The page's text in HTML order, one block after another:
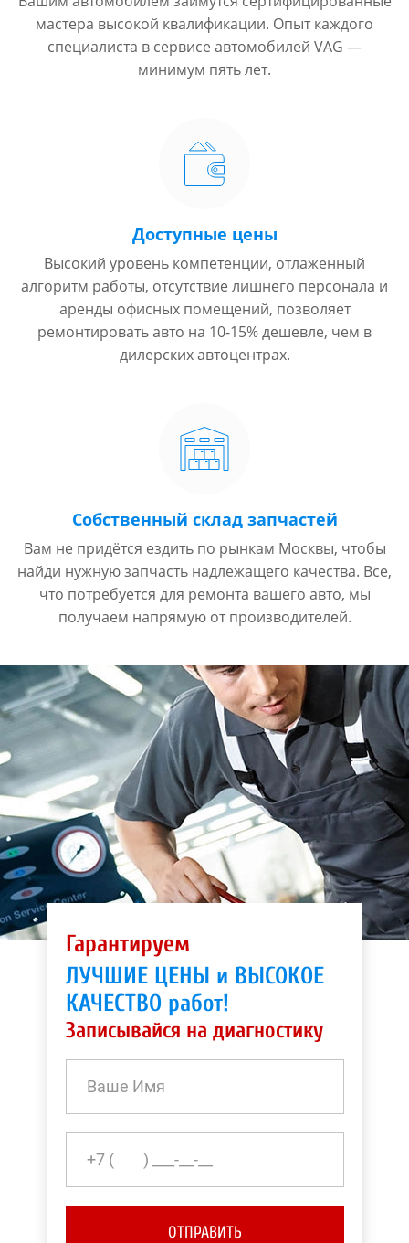
мастера высокой квалификации. Опыт каждого
специалиста в сервисе автомобилей VAG —
минимум пять лет.
Доступные цены
Высокий уровень компетенции, отлаженный
алгоритм работы, отсутствие лишнего персонала и
аренды офисных помещений, позволяет
ремонтировать авто на 10-15% дешевле, чем в
дилерских автоцентрах.
Собственный склад запчастей
Вам не придётся ездить по рынкам Москвы, чтобы
найди нужную запчасть надлежащего качества. Все,
что потребуется для ремонта вашего авто, мы
получаем напрямую от производителей.
Гарантируем
ЛУЧШИЕ ЦЕНЫ и ВЫСОКОЕ
КАЧЕСТВО работ!
Записывайся на диагностику
ОТПРАВИТЬ